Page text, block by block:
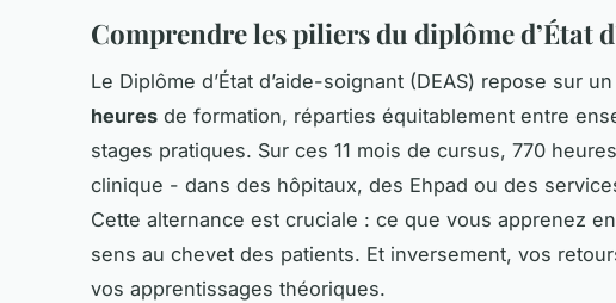
Comprendre les piliers du diplôme d’État
Le Diplôme d’État d’aide-soignant (DEAS) repose sur
heures de formation, réparties équitablement entre
stages pratiques. Sur ces 11 mois de cursus, 770
clinique - dans des hôpitaux, des Ehpad ou des
Cette alternance est cruciale : ce que vous apprenez
sens au chevet des patients. Et inversement, vos
vos apprentissages théoriques.